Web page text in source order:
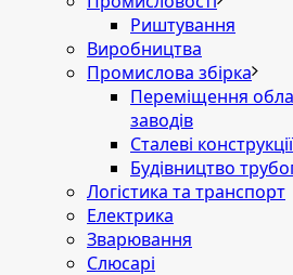
Риштування
Виробництва
Промислова збірка
Переміщення
заводів
Сталеві конструкції
Будівництво
Логістика та транспорт
Електрика
Зварювання
Слюсарі